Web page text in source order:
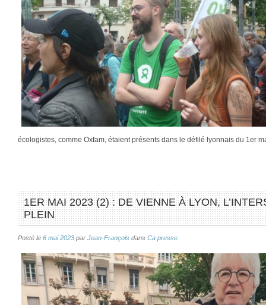
écologistes, comme Oxfam, étaient présents dans le défilé lyonnais du 1er
1ER MAI 2023 (2) : DE VIENNE À LYON,
PLEIN
Posté le 6 mai 2023 par Jean-François dans Ca presse